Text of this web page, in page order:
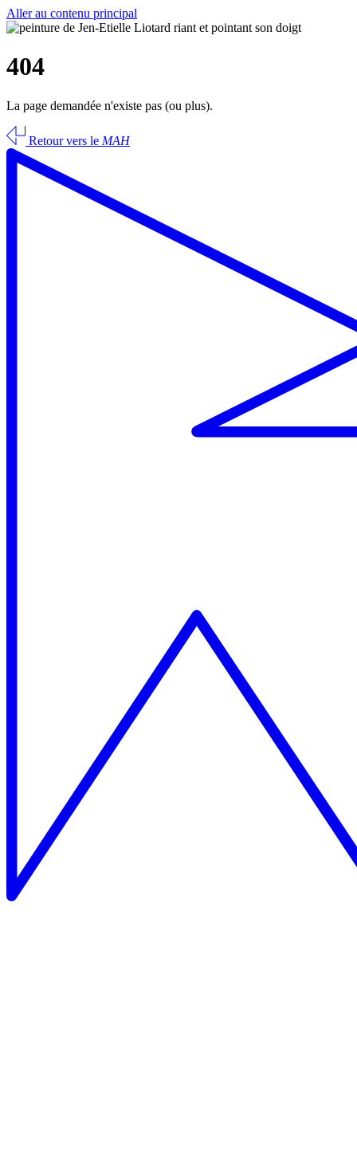
Aller au contenu principal
404
La page demandée n'existe pas (ou plus).
Retour vers le MAH